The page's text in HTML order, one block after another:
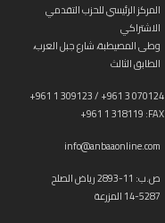
المركز الرئيسي للحزب التقدمي
الاشتراكي
وطى المصيطبة، شارع جبل العرب،
الطابق الثالث
+961 1 309123 / +961 3 070124
+961 1 318119 :FAX
info@anbaaonline.com
ص.ب: 11-2893 رياض الصلح
14-5287 المزرعة